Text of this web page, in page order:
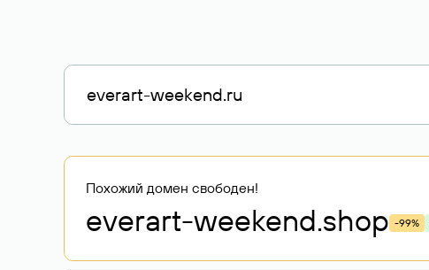
Похожий домен свободен!
everart-weekend.shop -99%